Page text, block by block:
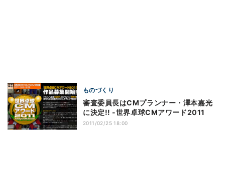
ものづくり
審査委員長はCMプランナー・澤本嘉光
に決定!! -世界卓球CMアワード2011
2011/02/25 18:00